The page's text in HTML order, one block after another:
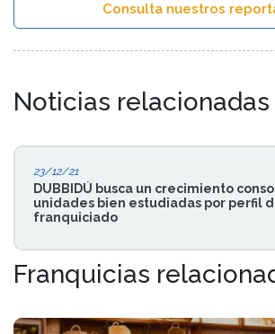
Consulta nuestros
Noticias relacionadas
23/12/21
DUBBIDÚ busca un crecimiento
unidades bien estudiadas por perfil
franquiciado
Franquicias